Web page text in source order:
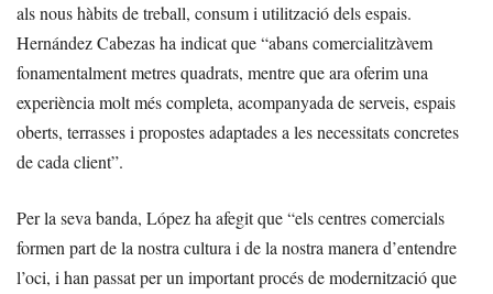
als nous hàbits de treball, consum i utilització dels espais.
Hernández Cabezas ha indicat que “abans comercialitzàvem
fonamentalment metres quadrats, mentre que ara oferim una
experiència molt més completa, acompanyada de serveis, espais
oberts, terrasses i propostes adaptades a les necessitats concretes
de cada client”.
Per la seva banda, López ha afegit que “els centres comercials
formen part de la nostra cultura i de la nostra manera d’entendre
l’oci, i han passat per un important procés de modernització que